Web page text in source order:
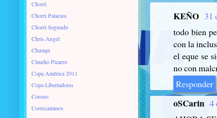
KEÑO 31
todo bien
con la
el eque se
no con
Responder
oSCarin 4
Chorri
Chorri Palacios
Chorri Segundo
Chris Angel
Chumpi
Claudio Pizarro
Copa América 2011
Copa Libertadores
Corozo
Correcaminos